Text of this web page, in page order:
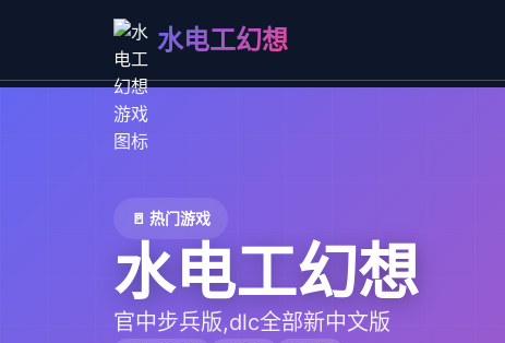
水电工幻想
🚪 热门游戏
水电工幻想
官中步兵版,dlc全部新中文版